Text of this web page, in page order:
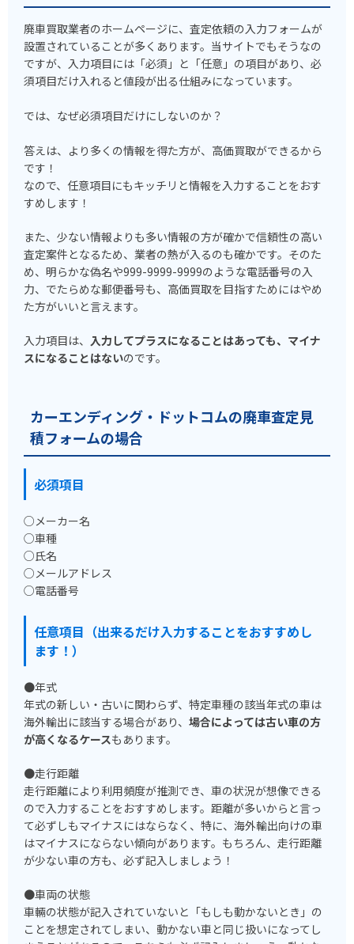
廃車買取業者のホームページに、査定依頼の入力フォームが
設置されていることが多くあります。当サイトでもそうなの
ですが、入力項目には「必須」と「任意」の項目があり、必
須項目だけ入れると値段が出る仕組みになっています。
では、なぜ必須項目だけにしないのか？
答えは、より多くの情報を得た方が、高価買取ができるから
です！
なので、任意項目にもキッチリと情報を入力することをおす
すめします！
また、少ない情報よりも多い情報の方が確かで信頼性の高い
査定案件となるため、業者の熱が入るのも確かです。そのた
め、明らかな偽名や999-9999-9999のような電話番号の入
力、でたらめな郵便番号も、高価買取を目指すためにはやめ
た方がいいと言えます。
入力項目は、 入力してプラスになることはあっても、マイナ
スになることはないのです。
カーエンディング・ドットコムの廃車査定見
積フォームの場合
必須項目
○メーカー名
○車種
○氏名
○メールアドレス
○電話番号
任意項目（出来るだけ入力することをおすすめし
ます！）
●年式
年式の新しい・古いに関わらず、特定車種の該当年式の車は
海外輸出に該当する場合があり、 場合によっては古い車の方
が高くなるケースもあります。
●走行距離
走行距離により利用頻度が推測でき、車の状況が想像できる
ので入力することをおすすめします。距離が多いからと言っ
て必ずしもマイナスにはならなく、特に、海外輸出向けの車
はマイナスにならない傾向があります。もちろん、走行距離
が少ない車の方も、必ず記入しましょう！
●車両の状態
車輛の状態が記入されていないと「もしも動かないとき」の
ことを想定されてしまい、動かない車と同じ扱いになってし